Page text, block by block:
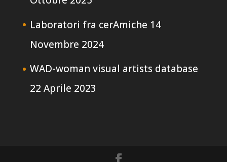
Laboratori fra cerAmiche 14
Novembre 2024
WAD-woman visual artists database
22 Aprile 2023